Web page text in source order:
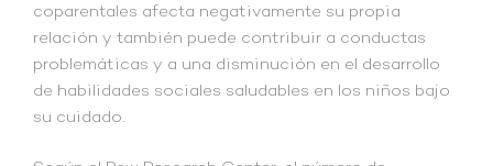
coparentales afecta negativamente su propia
relación y también puede contribuir a conductas
problemáticas y a una disminución en el desarrollo
de habilidades sociales saludables en los niños bajo
su cuidado.